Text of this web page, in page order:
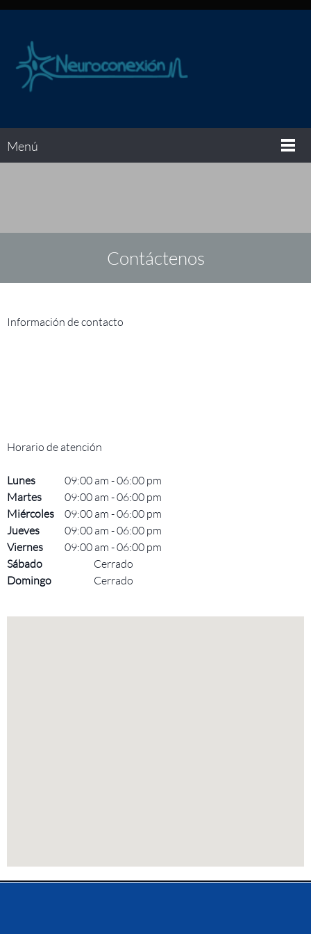
Menú
Contáctenos
Información de contacto
Horario de atención
Lunes 09:00 am -06:00 pm
Martes
09:00 am -06:00 pm
Miércoles
09:00 am -06:00 pm
Jueves
09:00 am -06:00 pm
Viernes
09:00 am -06:00 pm
Sábado
Cerrado
Domingo
Cerrado